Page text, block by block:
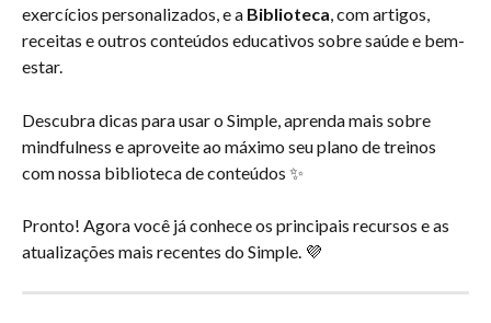
exercícios personalizados, e a Biblioteca, com artigos,
receitas e outros conteúdos educativos sobre saúde e bem-
estar.
Descubra dicas para usar o Simple, aprenda mais sobre
mindfulness e aproveite ao máximo seu plano de treinos
com nossa biblioteca de conteúdos ✨
Pronto! Agora você já conhece os principais recursos e as
atualizações mais recentes do Simple. 💜